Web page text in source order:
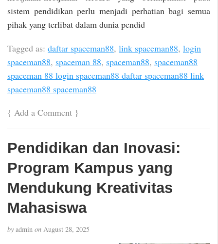
sistem pendidikan perlu menjadi perhatian bagi semua
pihak yang terlibat dalam dunia pendid
Tagged as: daftar spaceman88, link spaceman88, login
spaceman88, spaceman 88, spaceman88, spaceman88
spaceman 88 login spaceman88 daftar spaceman88 link
spaceman88 spaceman88
{ Add a Comment }
Pendidikan dan Inovasi:
Program Kampus yang
Mendukung Kreativitas
Mahasiswa
by admin on August 28, 2025